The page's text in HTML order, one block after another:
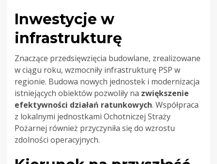
Inwestycje w
infrastrukturę
Znaczące przedsięwzięcia budowlane, zrealizowane
w ciągu roku, wzmocniły infrastrukturę PSP w
regionie. Budowa nowych jednostek i modernizacja
istniejących obiektów pozwoliły na zwiększenie
efektywności działań ratunkowych. Współpraca
z lokalnymi jednostkami Ochotniczej Straży
Pożarnej również przyczyniła się do wzrostu
zdolności operacyjnych.